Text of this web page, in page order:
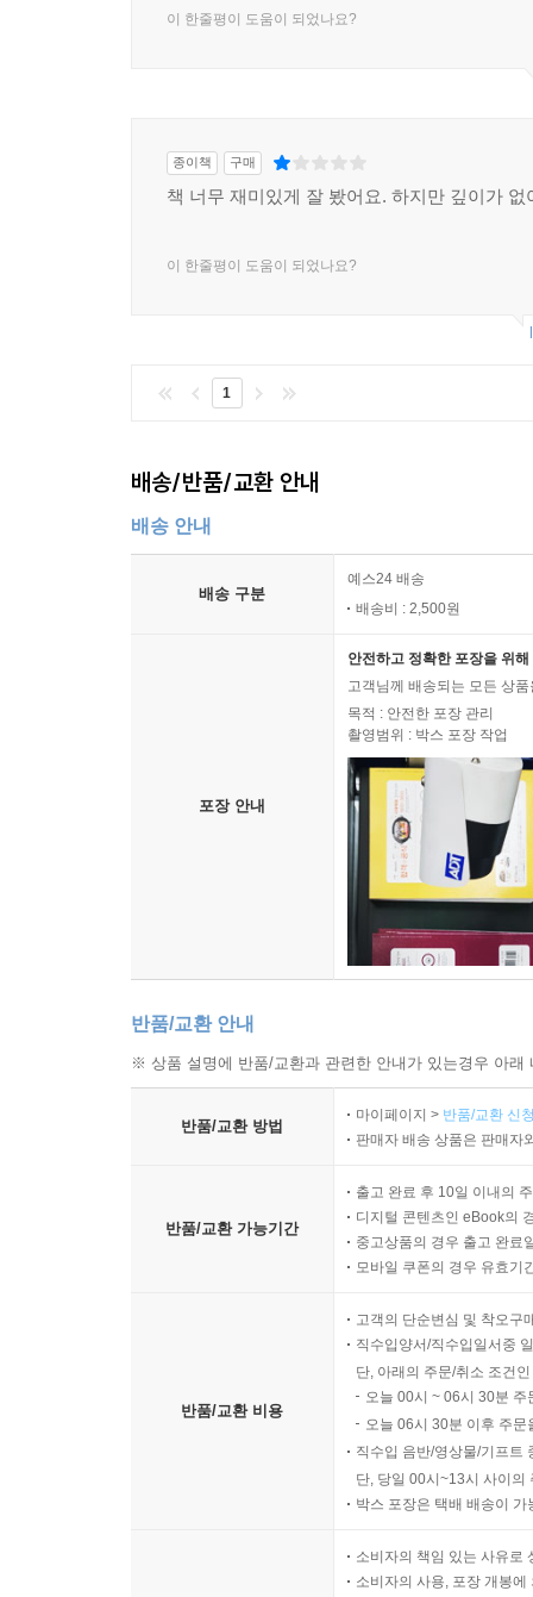
이 한줄평이 도움이 되었나요?
종이책 구매
책 너무 재미있게 잘 봤어요. 하지만 깊이가 없
이 한줄평이 도움이 되었나요?
1
배송/반품/교환 안내
배송 안내
배송 구분
예스24 배송
배송비 : 2,500원
포장 안내
안전하고 정확한 포장을 위
고객님께 배송되는 모든 상
목적 : 안전한 포장 관리
촬영범위 : 박스 포장 작업
반품/교환 안내
※ 상품 설명에 반품/교환과 관련한 안내가 있는경우 아
반품/교환 방법
마이페이지 > 반품/교환 신
판매자 배송 상품은 판매자
반품/교환 가능기간
출고 완료 후 10일 이내의
디지털 콘텐츠인 eBook의
중고상품의 경우 출고 완료
모바일 쿠폰의 경우 유효기
반품/교환 비용
고객의 단순변심 및 착오구
직수입양서/직수입일서중
단, 아래의 주문/취소 조건
오늘 00시 ~ 06시 30분
오늘 06시 30분 이후 주
직수입 음반/영상물/기프트
단, 당일 00시~13시 사이의
박스 포장은 택배 배송이
소비자의 책임 있는 사유로
소비자의 사용, 포장 개봉